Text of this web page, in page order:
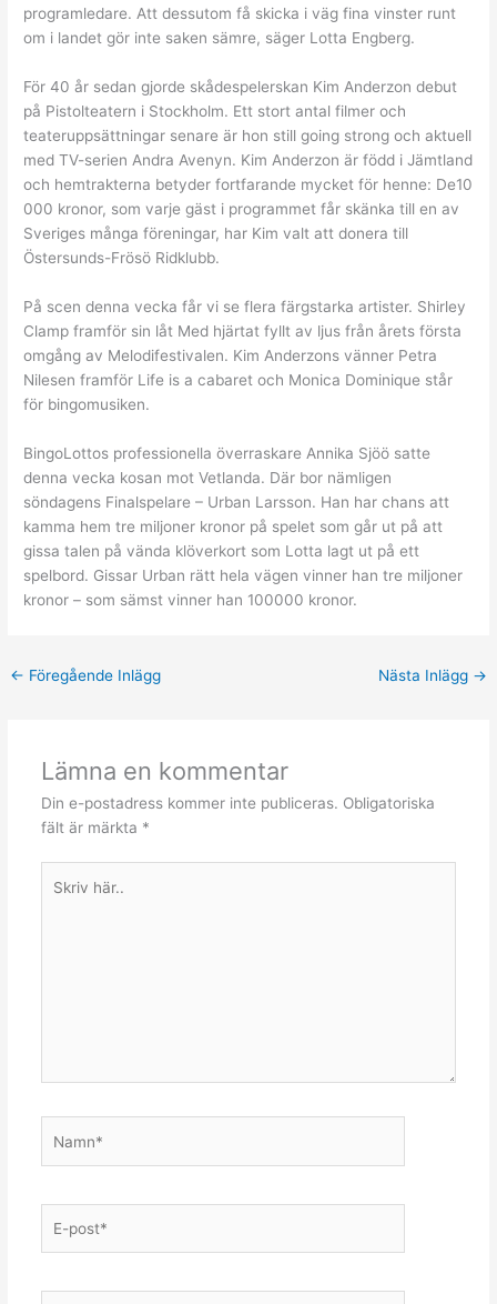
programledare. Att dessutom få skicka i väg fina vinster runt
om i landet gör inte saken sämre, säger Lotta Engberg.
För 40 år sedan gjorde skådespelerskan Kim Anderzon debut
på Pistolteatern i Stockholm. Ett stort antal filmer och
teateruppsättningar senare är hon still going strong och aktuell
med TV-serien Andra Avenyn. Kim Anderzon är född i Jämtland
och hemtrakterna betyder fortfarande mycket för henne: De10
000 kronor, som varje gäst i programmet får skänka till en av
Sveriges många föreningar, har Kim valt att donera till
Östersunds-Frösö Ridklubb.
På scen denna vecka får vi se flera färgstarka artister. Shirley
Clamp framför sin låt Med hjärtat fyllt av ljus från årets första
omgång av Melodifestivalen. Kim Anderzons vänner Petra
Nilesen framför Life is a cabaret och Monica Dominique står
för bingomusiken.
BingoLottos professionella överraskare Annika Sjöö satte
denna vecka kosan mot Vetlanda. Där bor nämligen
söndagens Finalspelare – Urban Larsson. Han har chans att
kamma hem tre miljoner kronor på spelet som går ut på att
gissa talen på vända klöverkort som Lotta lagt ut på ett
spelbord. Gissar Urban rätt hela vägen vinner han tre miljoner
kronor – som sämst vinner han 100000 kronor.
← Föregående Inlägg Nästa Inlägg →
Lämna en kommentar
Din e-postadress kommer inte publiceras. Obligatoriska
fält är märkta *
här..
post*